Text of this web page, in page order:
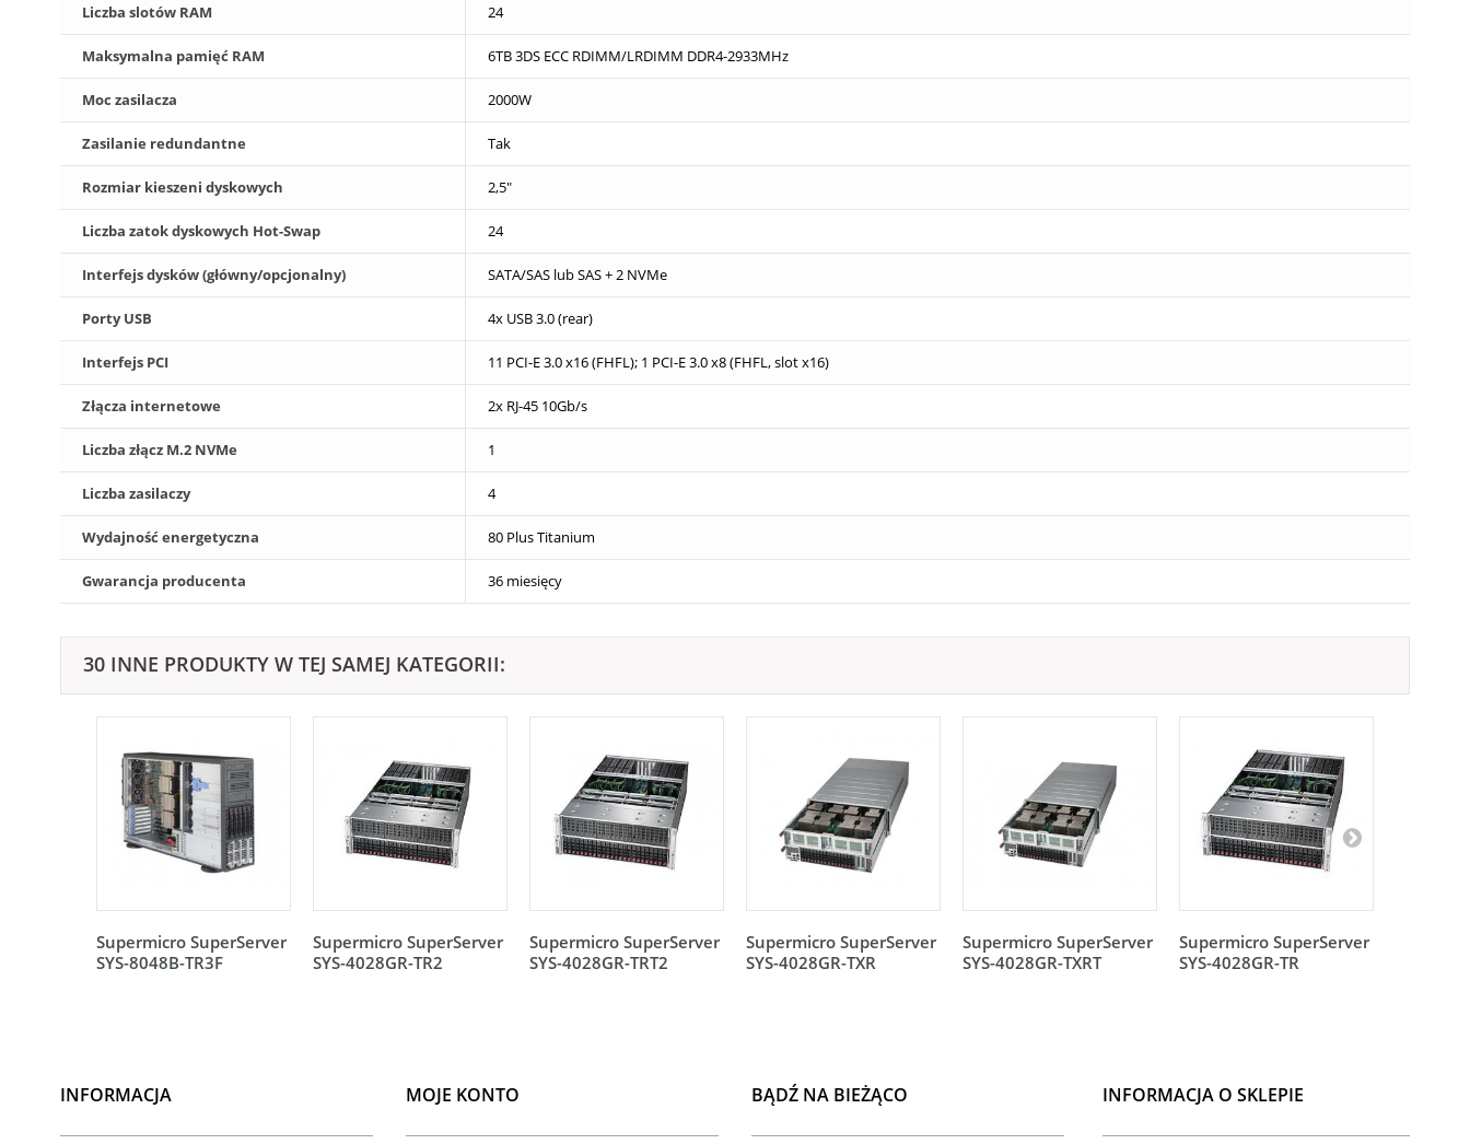
Liczba slotów RAM 24
Maksymalna pamięć RAM 6TB 3DS ECC RDIMM/LRDIMM DDR4-2933MHz
Moc zasilacza 2000W
Zasilanie redundantne Tak
Rozmiar kieszeni dyskowych 2,5"
Liczba zatok dyskowych Hot-Swap 24
Interfejs dysków (główny/opcjonalny) SATA/SAS lub SAS + 2 NVMe
Porty USB 4x USB 3.0 (rear)
Interfejs PCI 11 PCI-E 3.0 x16 (FHFL); 1 PCI-E 3.0 x8 (FHFL, slot x16)
Złącza internetowe 2x RJ-45 10Gb/s
Liczba złącz M.2 NVMe 1
Liczba zasilaczy 4
Wydajność energetyczna 80 Plus Titanium
Gwarancja producenta 36 miesięcy
30 INNE PRODUKTY W TEJ SAMEJ KATEGORII:
Supermicro SuperServer
SYS-8048B-TR3F
Supermicro SuperServer
SYS-4028GR-TR2
Supermicro SuperServer
SYS-4028GR-TRT2
Supermicro SuperServer
SYS-4028GR-TXR
Supermicro SuperServer
SYS-4028GR-TXRT
Supermicro SuperServer
SYS-4028GR-TR
INFORMACJA MOJE KONTO BĄDŹ NA BIEŻĄCO INFORMACJA O SKLEPIE